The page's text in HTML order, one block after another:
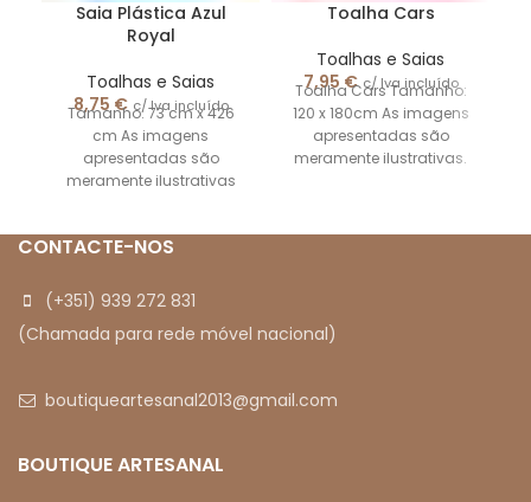
Saia Plástica Azul
Royal
Toalhas e Saias
8,75€ c/ Iva incluído
Tamanho: 73 cm x 426
cm As imagens
apresentadas são
meramente ilustrativas
Toalha Cars
Toalhas e Saias
7,95€ c/ Iva incluído
Toalha Cars Tamanho:
120 x 180cm As imagens
apresentadas são
meramente ilustrativas.
CONTACTE-NOS
(+351) 939 272 831
(Chamada para rede móvel nacional)
boutiqueartesanal2013@gmail.com
BOUTIQUE ARTESANAL